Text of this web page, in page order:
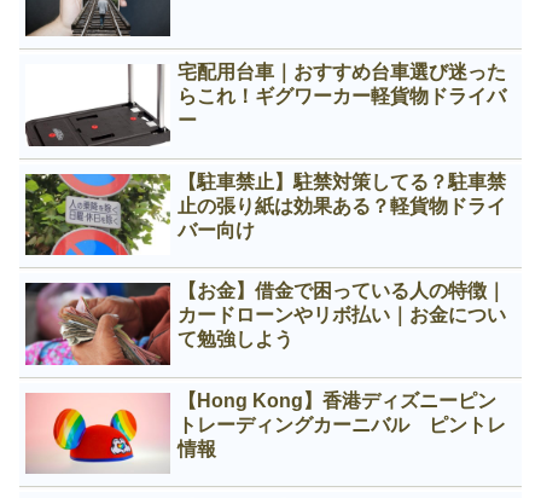
宅配用台車｜おすすめ台車選び迷った
らこれ！ギグワーカー軽貨物ドライバ
ー
【駐車禁止】駐禁対策してる？駐車禁
止の張り紙は効果ある？軽貨物ドライ
バー向け
【お金】借金で困っている人の特徴｜
カードローンやリボ払い｜お金につい
て勉強しよう
【Hong Kong】香港ディズニーピン
トレーディングカーニバル ピントレ
情報